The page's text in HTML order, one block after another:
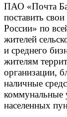
ПАО «Почта
поставить
России» по
жителей
и среднего
жителям
организации,
наличные
коммунальные
населенных